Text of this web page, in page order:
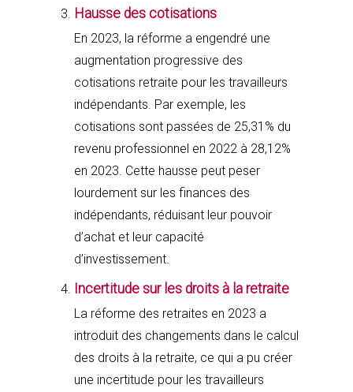
Hausse des cotisations
En 2023, la réforme a engendré une
augmentation progressive des
cotisations retraite pour les travailleurs
indépendants. Par exemple, les
cotisations sont passées de 25,31% du
revenu professionnel en 2022 à 28,12%
en 2023. Cette hausse peut peser
lourdement sur les finances des
indépendants, réduisant leur pouvoir
d’achat et leur capacité
d’investissement.
Incertitude sur les droits à la retraite
La réforme des retraites en 2023 a
introduit des changements dans le calcul
des droits à la retraite, ce qui a pu créer
une incertitude pour les travailleurs